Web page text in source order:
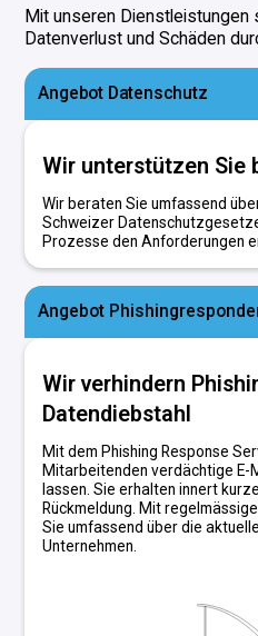
Mit unseren Dienstleistungen
Datenverlust und Schäden
Angebot Datenschutz
Wir unterstützen Sie
Wir beraten Sie umfassend
Schweizer
Prozesse den Anforderungen
Angebot
Wir verhindern
Datendiebstahl
Mit dem Phishing Response
Mitarbeitenden verdächtige E-
lassen. Sie erhalten innert
Rückmeldung. Mit
Sie umfassend über die
Unternehmen.